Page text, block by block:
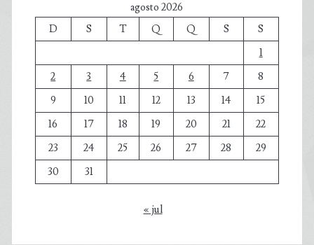
agosto 2026
D
S T Q Q S
S
1
2
3 4 5 6 7
8
9
10 11 12 13 14
15
16
17 18 19 20 21
22
23
24 25 26 27 28
29
30
31
« jul